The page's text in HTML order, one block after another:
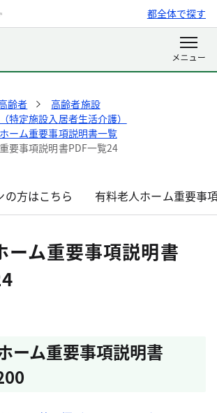
都全体で探す
齢者
高齢者施設
特定施設入居者生活介護）
ーム重要事項説明書一覧
要事項説明書PDF一覧24
の方はこちら 有料老人ホーム重要事
ーム重要事項説明書
ーム重要事項説明書